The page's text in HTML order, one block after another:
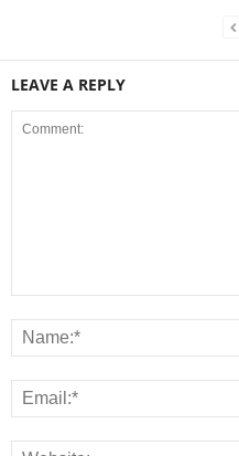
LEAVE A REPLY